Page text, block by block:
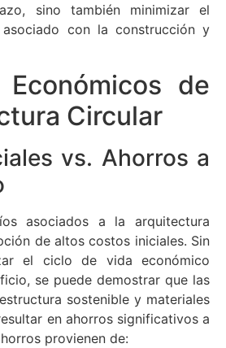
sino también minimizar el
con la construcción y
de
Circular
vs. Ahorros a
asociados a la arquitectura
de altos costos iniciales. Sin
el ciclo de vida económico
se puede demostrar que las
sostenible y materiales
en ahorros significativos a
provienen de: